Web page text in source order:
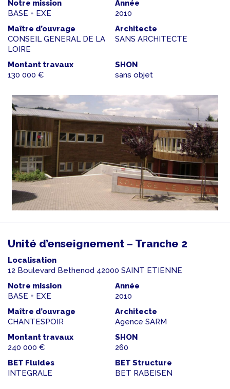
Notre mission
BASE + EXE
Année
2010
Maître d’ouvrage
CONSEIL GENERAL DE LA
LOIRE
Architecte
SANS ARCHITECTE
Montant travaux
130 000 €
SHON
sans objet
Unité d’enseignement – Tranche 2
Localisation
12 Boulevard Bethenod 42000 SAINT ETIENNE
Notre mission
BASE + EXE
Année
2010
Maître d’ouvrage
CHANTESPOIR
Architecte
Agence SARM
Montant travaux
240 000 €
SHON
260
BET Fluides
INTEGRALE
BET Structure
BET RABEISEN